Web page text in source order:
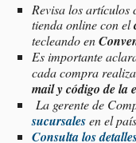
Revisa los artículos
tienda online con el
tecleando en
Es importante
cada compra
mail y código de la
La gerente de
sucursalesen el
Consulta los